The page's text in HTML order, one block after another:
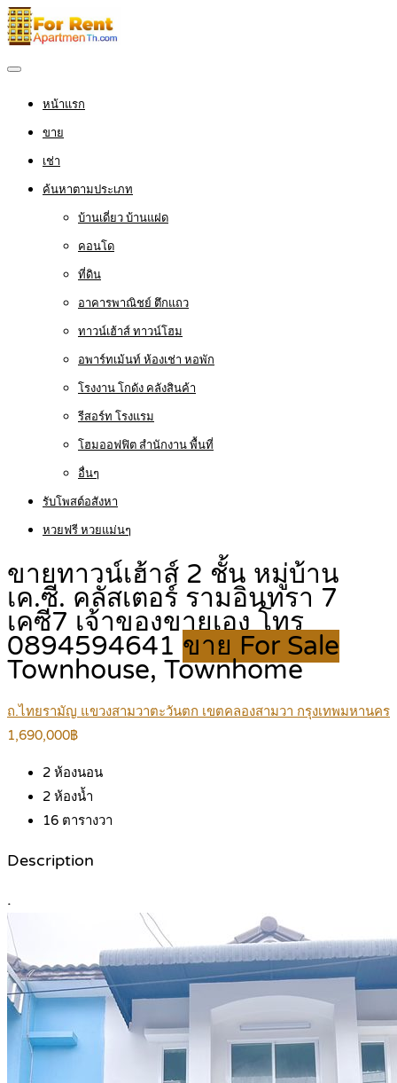
หน้าแรก
ขาย
เช่า
ค้นหาตามประเภท
บ้านเดี่ยว บ้านแฝด
คอนโด
ที่ดิน
อาคารพาณิชย์ ตึกแถว
ทาวน์เฮ้าส์ ทาวน์โฮม
อพาร์ทเม้นท์ ห้องเช่า หอพัก
โรงงาน โกดัง คลังสินค้า
รีสอร์ท โรงแรม
โฮมออฟฟิต สำนักงาน พื้นที่
อื่นๆ
รับโพสต์อสังหา
หวยฟรี หวยแม่นๆ
ขายทาวน์เฮ้าส์ 2 ชั้น หมู่บ้าน
เค.ซี. คลัสเตอร์ รามอินทรา 7
เคซี7 เจ้าของขายเอง โทร
0894594641 ขาย For Sale
Townhouse, Townhome
ถ.ไทยรามัญ แขวงสามวาตะวันตก เขตคลองสามวา กรุงเทพมหานคร
1,690,000฿
2 ห้องนอน
2 ห้องน้ำ
16 ตารางวา
Description
.